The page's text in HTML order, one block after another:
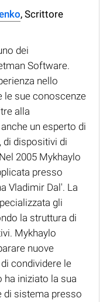
, Scrittore
dei
Software.
nello
le sue conoscenze
alla
un esperto di
di dispositivi di
2005 Mykhaylo
presso
Vladimir Dal'. La
gli
la struttura di
Mykhaylo
nuove
condividere le
ha iniziato la sua
sistema presso